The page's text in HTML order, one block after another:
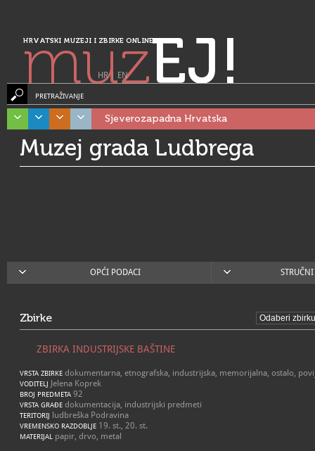
HRVATSKI MUZEJI I ZBIRKE ONLINE
muzEJ!
HR| EN
PRETRAŽIVANJE
Sjeverozapadna Hrvatska
Muzej grada Ludbrega
OPĆI PODACI
Zbirke
ZBIRKA INDUSTRIJSKE BAŠTINE
VRSTA ZBIRKE dokumentarna, etnografska, industrijska, memorijalna, ostalo,
VODITELJ Jelena Koprek
BROJ PREDMETA 92
VRSTA GRAĐE dokumentacija, industrijski predmeti
TERITORIJ ludbreška Podravina
VREMENSKO RAZDOBLJE 19. st., 20. st.
MATERIJAL papir, drvo, metal